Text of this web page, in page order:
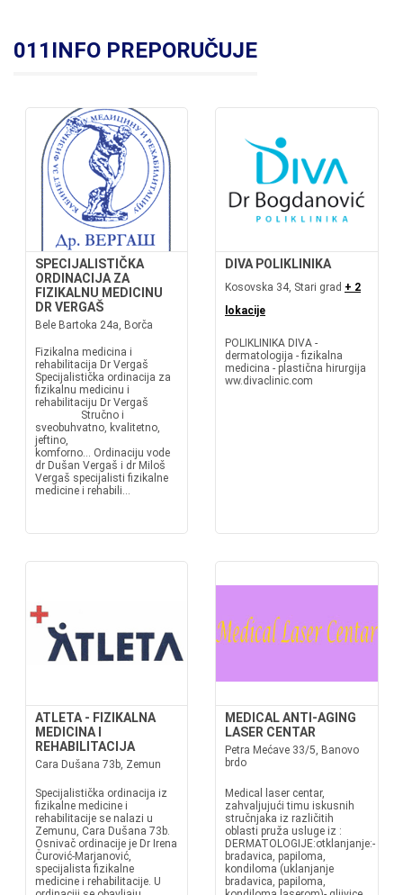
011INFO PREPORUČUJE
SPECIJALISTIČKA
ORDINACIJA ZA
FIZIKALNU MEDICINU
DR VERGAŠ
Bele Bartoka 24a, Borča
Fizikalna medicina i
rehabilitacija Dr Vergaš
Specijalistička ordinacija za
fizikalnu medicinu i
rehabilitaciju Dr Vergaš
Stručno i
sveobuhvatno, kvalitetno,
jeftino,
komforno... Ordinaciju vode
dr Dušan Vergaš i dr Miloš
Vergaš specijalisti fizikalne
medicine i rehabili...
DIVA POLIKLINIKA
Kosovska 34, Stari grad + 2
lokacije
POLIKLINIKA DIVA -
dermatologija - fizikalna
medicina - plastična hirurgija
ww.divaclinic.com
ATLETA - FIZIKALNA
MEDICINA I
REHABILITACIJA
Cara Dušana 73b, Zemun
Specijalistička ordinacija iz
fizikalne medicine i
rehabilitacije se nalazi u
Zemunu, Cara Dušana 73b.
Osnivač ordinacije je Dr Irena
Čurović-Marjanović,
specijalista fizikalne
medicine i rehabilitacije. U
MEDICAL ANTI-AGING
LASER CENTAR
Petra Mećave 33/5, Banovo
brdo
Medical laser centar,
zahvaljujući timu iskusnih
stručnjaka iz različitih
oblasti pruža usluge iz :
DERMATOLOGIJE:otklanjanje:-
bradavica, papiloma,
kondiloma (uklanjanje
bradavica, papiloma,